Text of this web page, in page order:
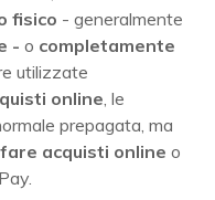
fisico - generalmente
- o completamente
utilizzate
online , le
prepagata, ma
acquisti online o